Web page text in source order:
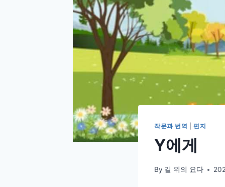
작문과 번역 |편지
Y에게
By 길 위의 요다